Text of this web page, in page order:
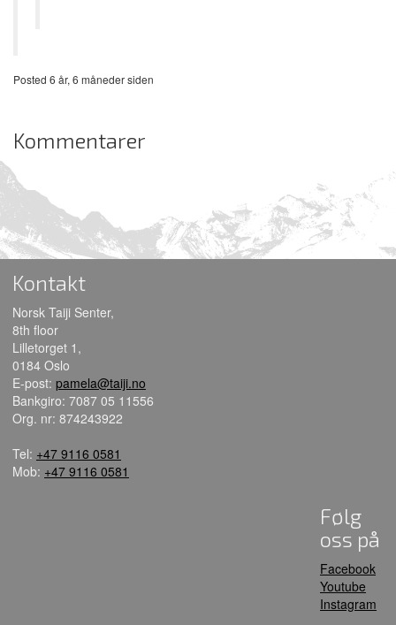
Posted 6 år, 6 måneder siden
Kommentarer
Kontakt
Norsk Taiji Senter,
8th floor
Lilletorget 1,
0184 Oslo
E-post: pamela@taiji.no
Bankgiro: 7087 05 11556
Org. nr: 874243922
Tel: +47 9116 0581
Mob: +47 9116 0581
Følg
oss på
Facebook
Youtube
Instagram